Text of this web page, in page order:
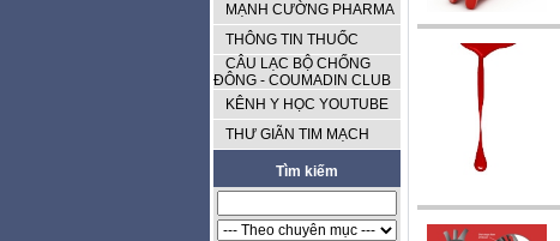
MẠNH CƯỜNG PHARMA
THÔNG TIN THUỐC
CÂU LẠC BỘ CHỐNG
ĐÔNG - COUMADIN CLUB
KÊNH Y HỌC YOUTUBE
THƯ GIÃN TIM MẠCH
Tìm kiếm